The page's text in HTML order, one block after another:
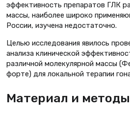
эффективность препаратов ГЛК
массы, наибо­лее широко
России, изучена недостаточно.
Целью исследования явилось
анализа кли­нической
различной молекулярной массы
форте) для локальной терапии
Материал и методы